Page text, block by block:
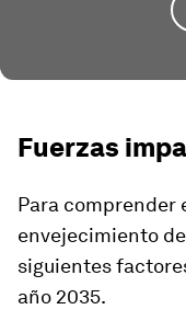
Fuerzas
Para comprender
envejecimiento
siguientes
año 2035.